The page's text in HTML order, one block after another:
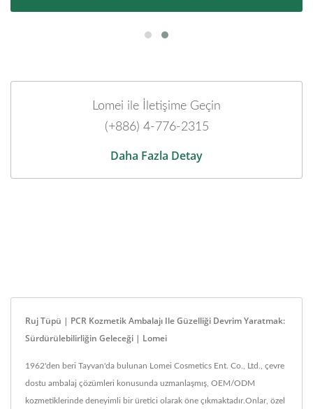
Lomei ile İletişime Geçin
(+886) 4-776-2315
Daha Fazla Detay
Ruj Tüpü | PCR Kozmetik Ambalajı Ile Güzelliği Devrim Yaratmak:
Sürdürülebilirliğin Geleceği | Lomei
1962'den beri Tayvan'da bulunan Lomei Cosmetics Ent. Co., Ltd., çevre
dostu ambalaj çözümleri konusunda uzmanlaşmış, OEM/ODM
kozmetiklerinde deneyimli bir üretici olarak öne çıkmaktadır.Onlar, özel